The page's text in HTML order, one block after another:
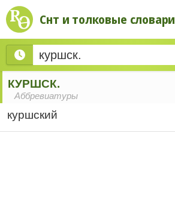
Снт и толковые словари
КУРШСК.
Аббревиатуры
куршский